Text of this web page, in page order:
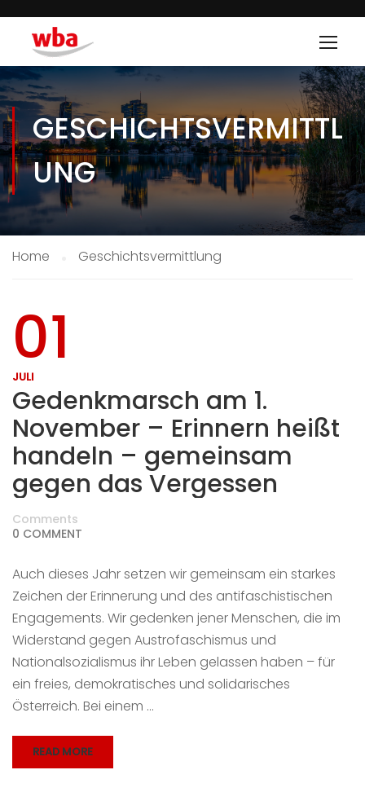
GESCHICHTSVERMITTL
UNG
Home Geschichtsvermittlung
01
JULI
Gedenkmarsch am 1.
November – Erinnern heißt
handeln – gemeinsam
gegen das Vergessen
Comments
0 COMMENT
Auch dieses Jahr setzen wir gemeinsam ein starkes
Zeichen der Erinnerung und des antifaschistischen
Engagements. Wir gedenken jener Menschen, die im
Widerstand gegen Austrofaschismus und
Nationalsozialismus ihr Leben gelassen haben – für
ein freies, demokratisches und solidarisches
Österreich. Bei einem …
READ MORE